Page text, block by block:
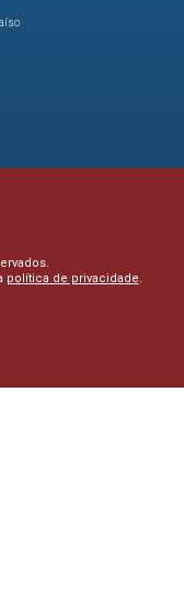
política de privacidade.